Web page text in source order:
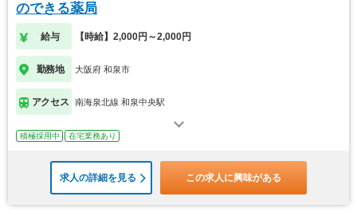
のできる薬局
給与 【時給】2,000円～2,000円
勤務地 大阪府 和泉市
アクセス 南海泉北線 和泉中央駅
積極採用中 在宅業務あり
求人の詳細を見る この求人に興味がある